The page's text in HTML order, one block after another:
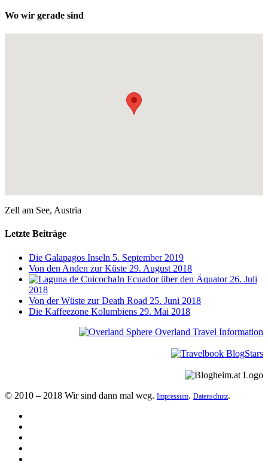
Wo wir gerade sind
Zell am See, Austria
Letzte Beiträge
Die Galapagos Inseln 5. September 2019
Von den Anden zur Küste 29. August 2018
In Ecuador über den Äquator 26. Juli
2018
Von der Wüste zur Death Road 25. Juni 2018
Die Kaffeezone Kolumbiens 29. Mai 2018
© 2010 – 2018 Wir sind dann mal weg. Impressum. Datenschutz.